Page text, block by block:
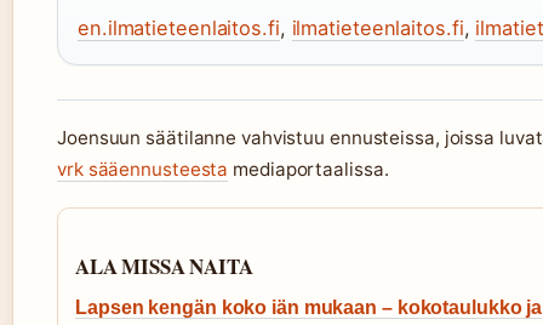
en.ilmatieteenlaitos.fi, ilmatieteenlaitos.fi,
Joensuun säätilanne vahvistuu ennusteissa, joissa
vrk sääennusteesta mediaportaalissa.
ALA MISSA NAITA
Lapsen kengän koko iän mukaan – kokotaulukko ja